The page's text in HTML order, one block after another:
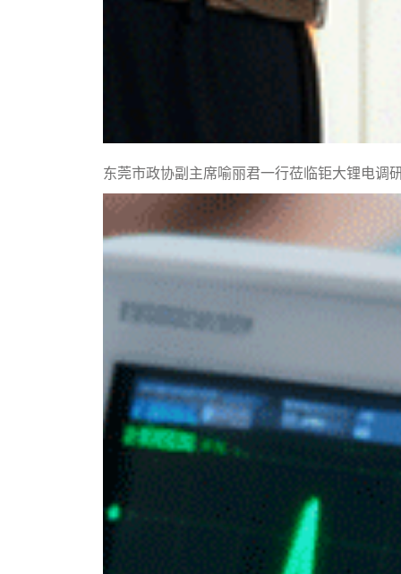
东莞市政协副主席喻丽君一行莅临钜大锂电调